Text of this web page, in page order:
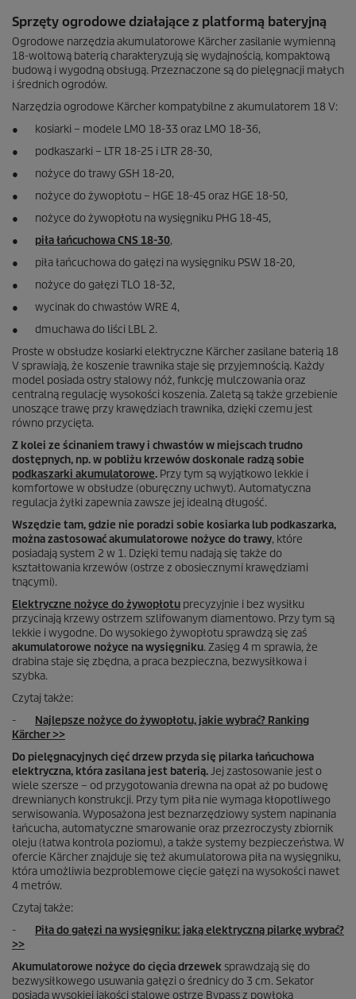
Sprzęty ogrodowe działające z platformą bateryjną
Ogrodowe narzędzia akumulatorowe Kärcher zasilanie wymienną
18-woltową baterią charakteryzują się wydajnością, kompaktową
budową i wygodną obsługą. Przeznaczone są do pielęgnacji małych
i średnich ogrodów.
Narzędzia ogrodowe Kärcher kompatybilne z akumulatorem 18 V:
● kosiarki – modele LMO 18-33 oraz LMO 18-36,
● podkaszarki – LTR 18-25 i LTR 28-30,
● nożyce do trawy GSH 18-20,
● nożyce do żywopłotu – HGE 18-45 oraz HGE 18-50,
● nożyce do żywopłotu na wysięgniku PHG 18-45,
● piła łańcuchowa CNS 18-30,
● piła łańcuchowa do gałęzi na wysięgniku PSW 18-20,
● nożyce do gałęzi TLO 18-32,
● wycinak do chwastów WRE 4,
● dmuchawa do liści LBL 2.
Proste w obsłudze kosiarki elektryczne Kärcher zasilane baterią 18
V sprawiają, że koszenie trawnika staje się przyjemnością. Każdy
model posiada ostry stalowy nóż, funkcję mulczowania oraz
centralną regulację wysokości koszenia. Zaletą są także grzebienie
unoszące trawę przy krawędziach trawnika, dzięki czemu jest
równo przycięta.
Z kolei ze ścinaniem trawy i chwastów w miejscach trudno
dostępnych, np. w pobliżu krzewów doskonale radzą sobie
podkaszarki akumulatorowe. Przy tym są wyjątkowo lekkie i
komfortowe w obsłudze (oburęczny uchwyt). Automatyczna
regulacja żyłki zapewnia zawsze jej idealną długość.
Wszędzie tam, gdzie nie poradzi sobie kosiarka lub podkaszarka,
można zastosować akumulatorowe nożyce do trawy, które
posiadają system 2 w 1. Dzięki temu nadają się także do
kształtowania krzewów (ostrze z obosiecznymi krawędziami
tnącymi).
Elektryczne nożyce do żywopłotu precyzyjnie i bez wysiłku
przycinają krzewy ostrzem szlifowanym diamentowo. Przy tym są
lekkie i wygodne. Do wysokiego żywopłotu sprawdzą się zaś
akumulatorowe nożyce na wysięgniku. Zasięg 4 m sprawia, że
drabina staje się zbędna, a praca bezpieczna, bezwysiłkowa i
szybka.
Czytaj także:
- Najlepsze nożyce do żywopłotu, jakie wybrać? Ranking
Kärcher >>
Do pielęgnacyjnych cięć drzew przyda się pilarka łańcuchowa
elektryczna, która zasilana jest baterią.Jej zastosowanie jest o
wiele szersze – od przygotowania drewna na opał aż po budowę
drewnianych konstrukcji. Przy tym piła nie wymaga kłopotliwego
serwisowania. Wyposażona jest beznarzędziowy system napinania
łańcucha, automatyczne smarowanie oraz przezroczysty zbiornik
oleju (łatwa kontrola poziomu), a także systemy bezpieczeństwa. W
ofercie Kärcher znajduje się też akumulatorowa piła na wysięgniku,
która umożliwia bezproblemowe cięcie gałęzi na wysokości nawet
4 metrów.
Czytaj także:
- Piła do gałęzi na wysięgniku: jaką elektryczną pilarkę wybrać?
>>
Akumulatorowe nożyce do cięcia drzewek sprawdzają się do
bezwysiłkowego usuwania gałęzi o średnicy do 3 cm. Sekator
posiada wysokiej jakości stalowe ostrze Bypass z powłoką